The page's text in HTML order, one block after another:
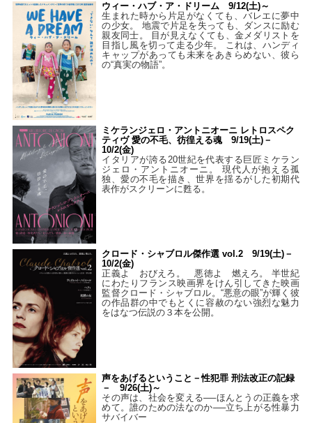
ウィー・ハブ・ア・ドリーム 9/12(土)～
生まれた時から片足がなくても、バレエに夢中
の少女。 地震で片足を失っても、ダンスに励む
親友同士。 目が見えなくても、金メダリストを
目指し風を切って走る少年。 これは、ハンディ
キャップがあっても未来をあきらめない、彼ら
の“真実の物語”。
ミケランジェロ・アントニオーニ レトロスペク
ティヴ 愛の不毛、彷徨える魂 9/19(土)－
10/2(金)
イタリアが誇る20世紀を代表する巨匠ミケラン
ジェロ・アントニオーニ。 現代人が抱える孤
独、愛の不毛を描き、世界を揺るがした初期代
表作がスクリーンに甦る。
クロード・シャブロル傑作選 vol.2 9/19(土)－
10/2(金)
正義よ おびえろ。 悪徳よ 燃えろ。 半世紀
にわたりフランス映画界をけん引してきた映画
監督クロード・シャブロル。“悪意の眼”が輝く彼
の作品群の中でもとくに容赦のない強烈な魅力
をはなつ伝説の３本を公開。
声をあげるということ－性犯罪 刑法改正の記録
－ 9/26(土)～
その声は、社会を変える──ほんとうの正義を求
めて。誰のための法なのか──立ち上がる性暴力
サバイバー